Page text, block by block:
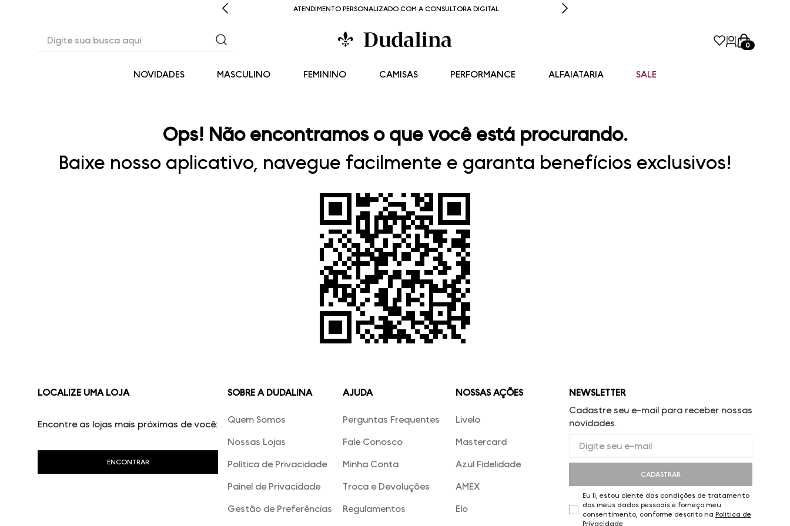
ATENDIMENTO PERSONALIZADO COM A CONSULTORA DIGITAL
0
NOVIDADES MASCULINO FEMININO CAMISAS PERFORMANCE ALFAIATARIA SALE
Ops! Não encontramos o que você está procurando.
Baixe nosso aplicativo, navegue facilmente e garanta benefícios exclusivos!
LOCALIZE UMA LOJA
Encontre as lojas mais próximas de você:
SOBRE A DUDALINA
Quem Somos
Nossas Lojas
Política de Privacidade
Painel de Privacidade
Gestão de Preferências
AJUDA
Perguntas Frequentes
Fale Conosco
Minha Conta
Troca e Devoluções
Regulamentos
NOSSAS AÇÕES
Livelo
Mastercard
Azul Fidelidade
AMEX
Elo
NEWSLETTER
Cadastre seu e-mail para receber nossas
novidades.
CADASTRAR
Eu li, estou ciente das condições de tratamento
dos meus dados pessoais e forneço meu
consentimento, conforme descrito na Política de
Privacidade